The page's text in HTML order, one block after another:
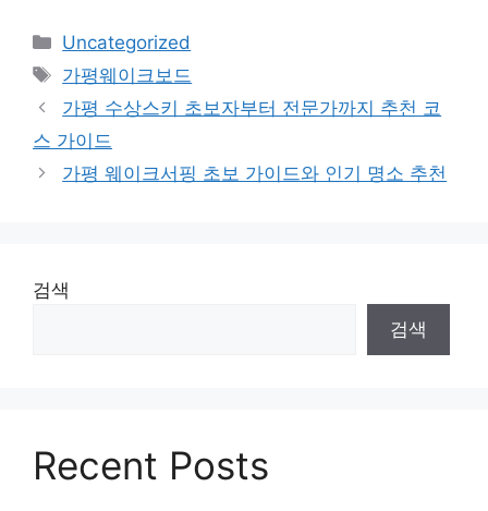
카
테
리
Uncategorized
태
그
가평웨이크보드
가평 수상스키 초보자부터 전문가까지 추천 코
스 가이드
가평 웨이크서핑 초보 가이드와 인기 명소 추천
검색
검색
Recent Posts